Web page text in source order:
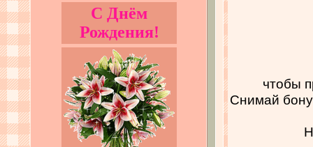
С Днём
Рождения!
чтобы
Снимай